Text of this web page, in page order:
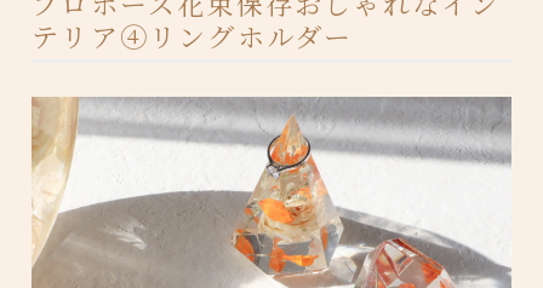
テリア④リングホルダー